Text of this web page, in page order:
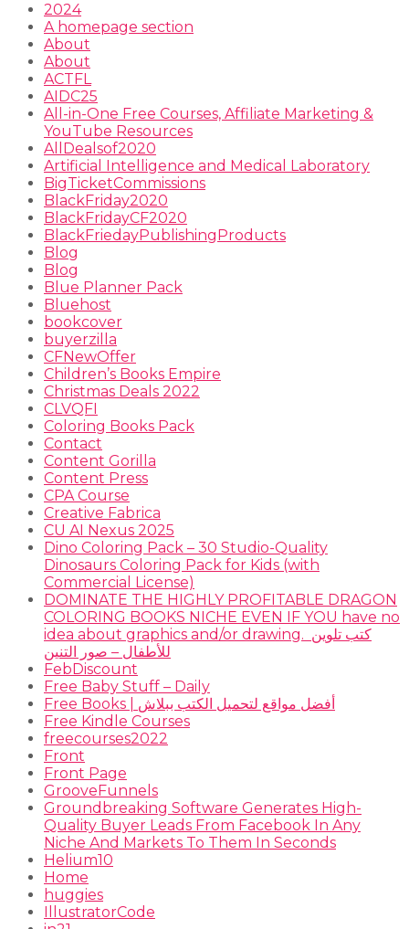
2024
A homepage section
About
About
ACTFL
AIDC25
All-in-One Free Courses, Affiliate Marketing &
YouTube Resources
AllDealsof2020
Artificial Intelligence and Medical Laboratory
BigTicketCommissions
BlackFriday2020
BlackFridayCF2020
BlackFriedayPublishingProducts
Blog
Blog
Blue Planner Pack
Bluehost
bookcover
buyerzilla
CFNewOffer
Children’s Books Empire
Christmas Deals 2022
CLVQFI
Coloring Books Pack
Contact
Content Gorilla
Content Press
CPA Course
Creative Fabrica
CU AI Nexus 2025
Dino Coloring Pack – 30 Studio-Quality
Dinosaurs Coloring Pack for Kids (with
Commercial License)
DOMINATE THE HIGHLY PROFITABLE DRAGON
COLORING BOOKS NICHE EVEN IF YOU have no
idea about graphics and/or drawing. ​ كتب تلوين
للأطفال – صور التنين
FebDiscount
Free Baby Stuff – Daily
Free Books | أفضل مواقع لتحميل الكتب ببلاش
Free Kindle Courses
freecourses2022
Front
Front Page
GrooveFunnels
Groundbreaking Software Generates High-
Quality Buyer Leads From Facebook In Any
Niche And Markets To Them In Seconds
Helium10
Home
huggies
IllustratorCode